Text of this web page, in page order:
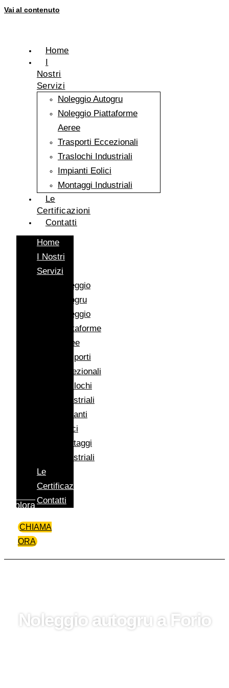
Vai al contenuto
Home
Nostri
Servizi
Noleggio Autogru
Noleggio Piattaforme
Aeree
Trasporti Eccezionali
Traslochi Industriali
Impianti Eolici
Montaggi Industriali
Le
Certificazioni
Contatti
Home
I Nostri
Servizi
Noleggio
Autogru
Noleggio
Piattaforme
Aeree
Trasporti
Eccezionali
Traslochi
Industriali
Impianti
Eolici
Montaggi
Industriali
Le
Certificazioni
Contatti
CHIAMA
ORA
Esplora
Noleggio autogru a Forio